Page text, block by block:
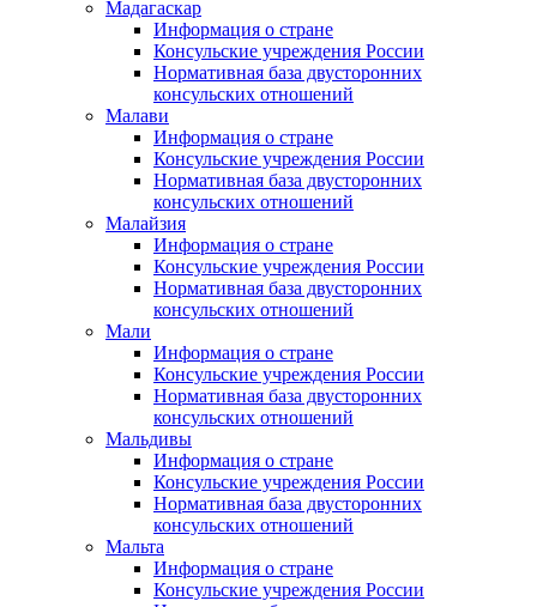
Мадагаскар
Информация о стране
Консульские учреждения России
Нормативная база двусторонних
консульских отношений
Малави
Информация о стране
Консульские учреждения России
Нормативная база двусторонних
консульских отношений
Малайзия
Информация о стране
Консульские учреждения России
Нормативная база двусторонних
консульских отношений
Мали
Информация о стране
Консульские учреждения России
Нормативная база двусторонних
консульских отношений
Мальдивы
Информация о стране
Консульские учреждения России
Нормативная база двусторонних
консульских отношений
Мальта
Информация о стране
Консульские учреждения России